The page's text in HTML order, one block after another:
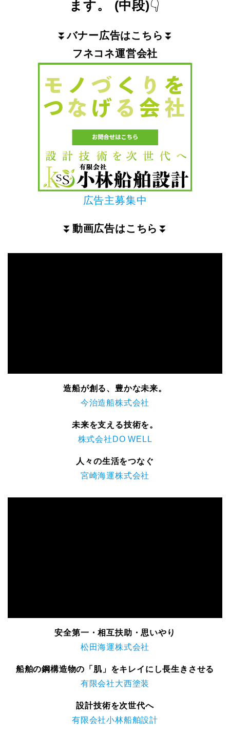
ます。
(中段)👇
⏬バナー広告はこちら ⏬
フネコネ運営会社
広告主募集中
⏬ 動画広告はこちら ⏬
造船が創る、豊かな未来。
今治造船株式会社
未来を支える技術を。
株式会社DO WELL
人々の生活をつなぐ
宮崎海運株式会社
安全第一・相互扶助・思いやり
松田海運株式会社
船舶の鋼構造物の「肌」をキレイにし長生きさせる
有限会社大西塗装
設計技術を次世代へ
有限会社小林船舶設計